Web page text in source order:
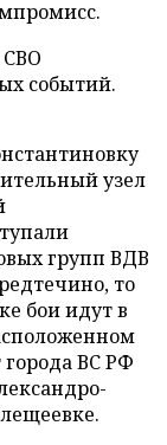
событий.
узел
групп ВДВ
то
бои идут в
города ВС РФ